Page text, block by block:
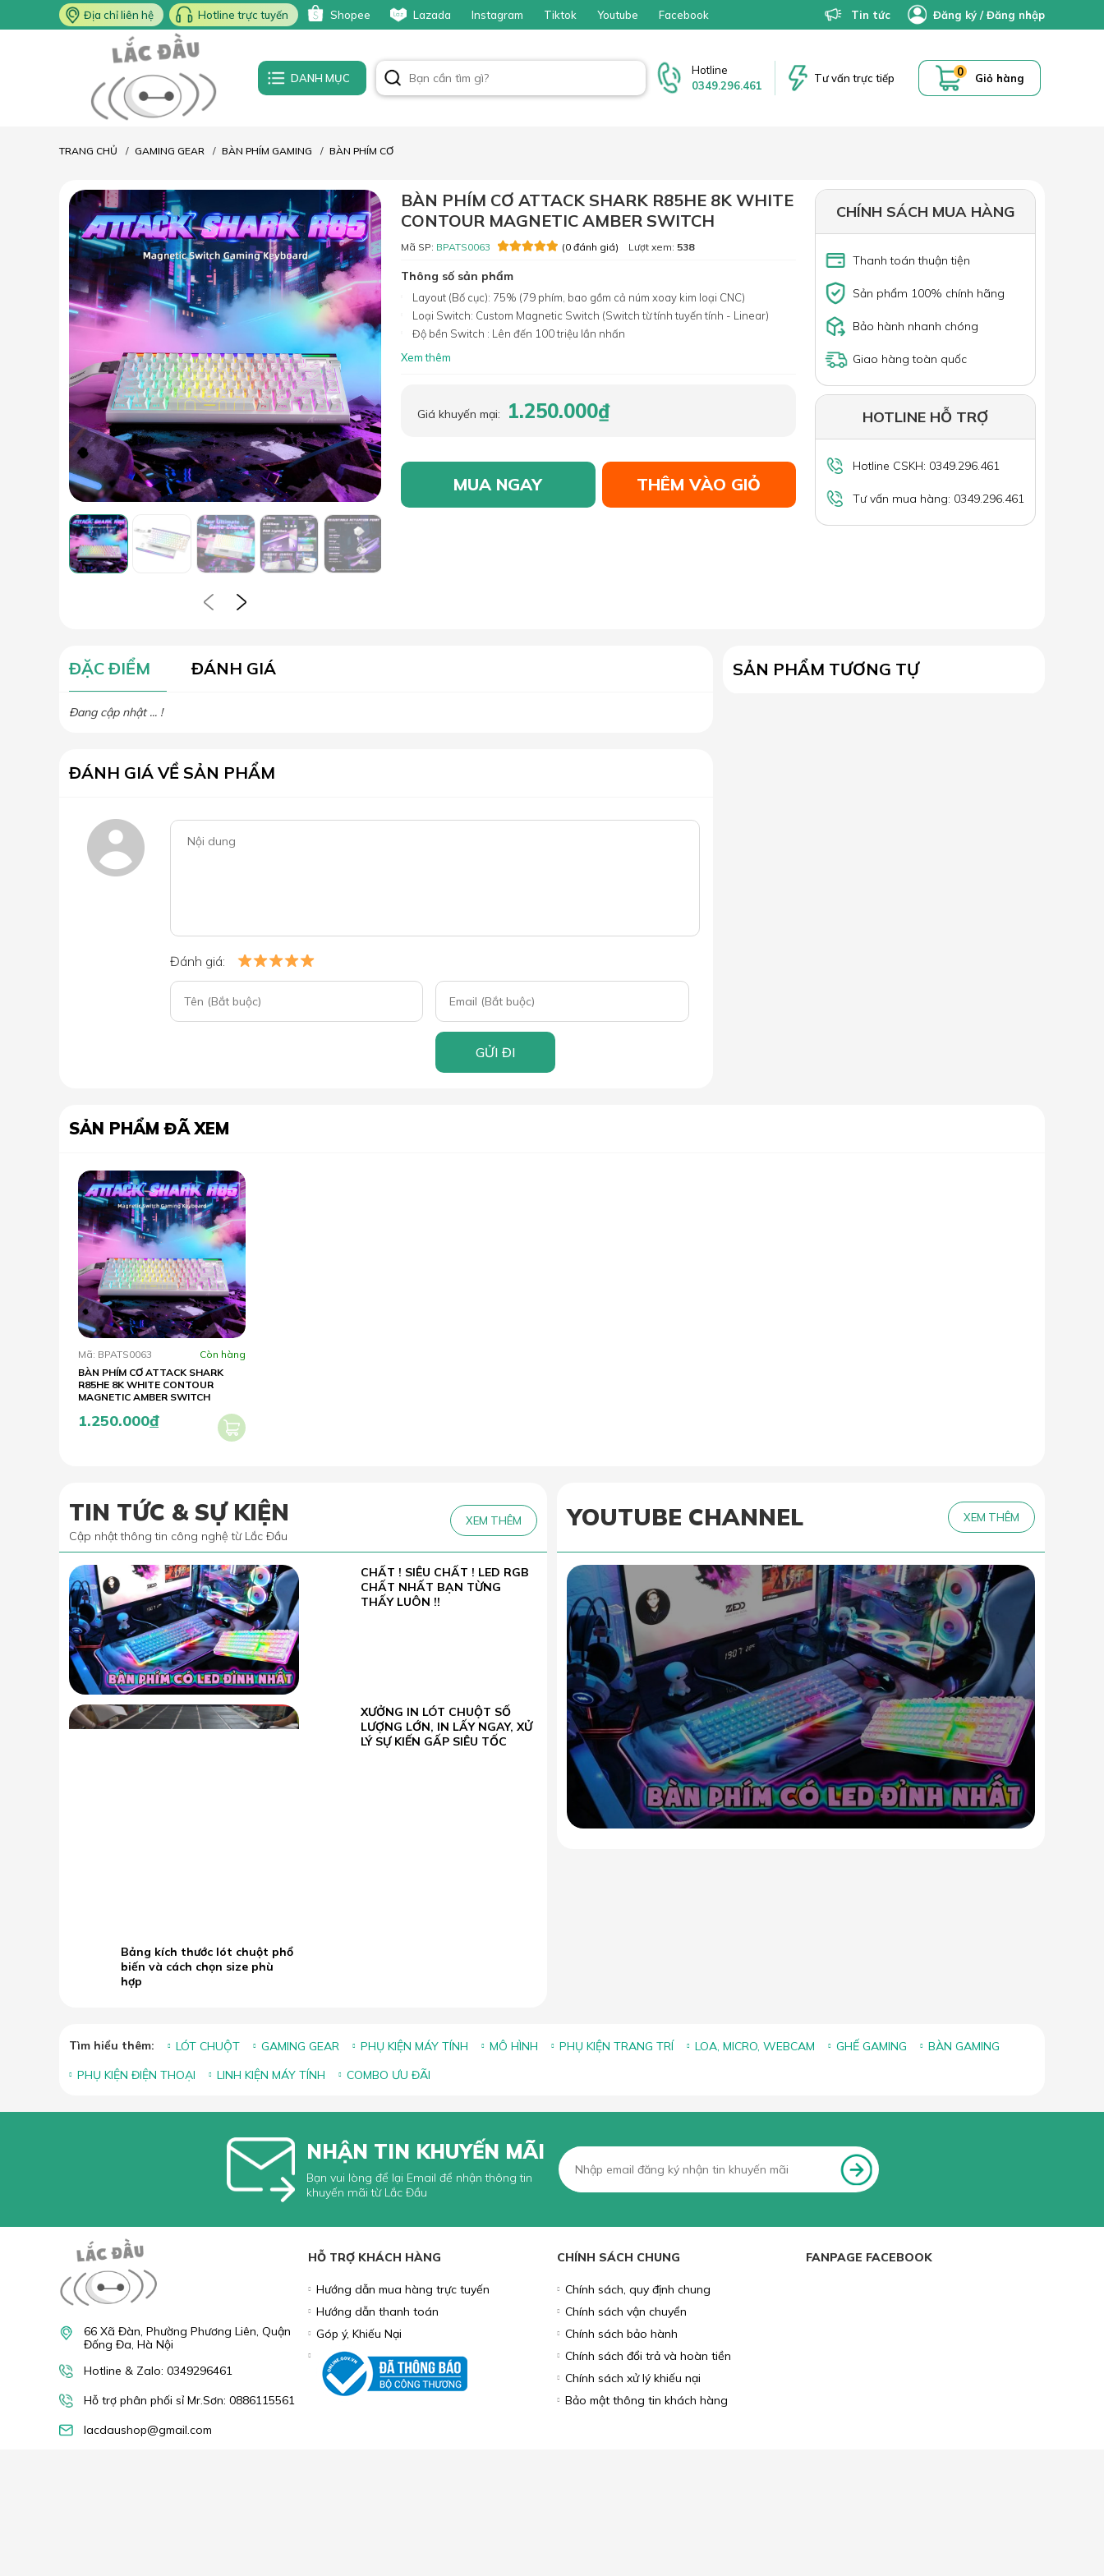
Địa chỉ liên hệ Hotline trực tuyến Shopee Lazada Instagram Tiktok Youtube Facebook Tin tức Đăng ký /Đăng nhập
DANH MỤC
Hotline
0349.296.461
Tư vấn trực tiếp 0 Giỏ hàng
TRANG CHỦ GAMING GEAR BÀN PHÍM GAMING BÀN PHÍM CƠ
BÀN PHÍM CƠ ATTACK SHARK R85HE 8K WHITE
CONTOUR MAGNETIC AMBER SWITCH
Mã SP: BPATS0063 (0 đánh giá) Lượt xem: 538
Thông số sản phẩm
Layout (Bố cục): 75% (79 phím, bao gồm cả núm xoay kim loại CNC)
Loại Switch: Custom Magnetic Switch (Switch từ tính tuyến tính - Linear)
Độ bền Switch : Lên đến 100 triệu lần nhấn
Xem thêm
Giá khuyến mại: 1.250.000₫
MUA NGAY THÊM VÀO GIỎ
CHÍNH SÁCH MUA HÀNG
Thanh toán thuận tiện
Sản phẩm 100% chính hãng
Bảo hành nhanh chóng
Giao hàng toàn quốc
HOTLINE HỖ TRỢ
Hotline CSKH: 0349.296.461
Tư vấn mua hàng: 0349.296.461
ĐẶC ĐIỂM ĐÁNH GIÁ
Đang cập nhật ... !
ĐÁNH GIÁ VỀ SẢN PHẨM
Đánh giá:
GỬI ĐI
SẢN PHẨM TƯƠNG TỰ
SẢN PHẨM ĐÃ XEM
Mã: BPATS0063
Còn hàng
BÀN PHÍM CƠ ATTACK SHARK
R85HE 8K WHITE CONTOUR
MAGNETIC AMBER SWITCH
1.250.000đ
TIN TỨC & SỰ KIỆN
Cập nhật thông tin công nghệ từ Lắc Đầu
XEM THÊM
CHẤT ! SIÊU CHẤT ! LED RGB
CHẤT NHẤT BẠN TỪNG
THẤY LUÔN !!
XƯỞNG IN LÓT CHUỘT SỐ
LƯỢNG LỚN, IN LẤY NGAY, XỬ
LÝ SỰ KIẾN GẤP SIÊU TỐC
YOUTUBE CHANNEL XEM THÊM
Tìm hiểu thêm: GAMING GEAR PHỤ KIỆN MÁY TÍNH PHỤ KIỆN TRANG TRÍ
PHỤ KIỆN ĐIỆN THOẠI
LINH KIỆN MÁY TÍNH COMBO ƯU ĐÃI
NHẬN TIN KHUYẾN MÃI